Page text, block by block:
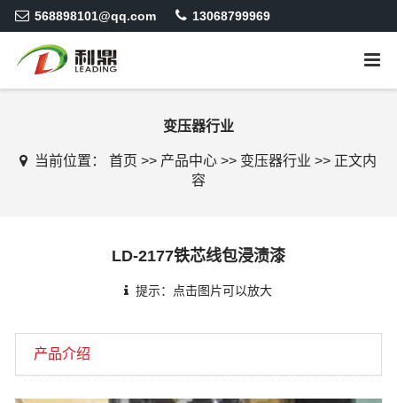
568898101@qq.com 13068799969
变压器行业
当前位置：首页 >> 产品中心 >> 变压器行业 >> 正文内
容
LD-2177铁芯线包浸渍漆
提示：点击图片可以放大
产品介绍